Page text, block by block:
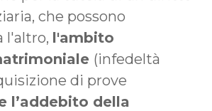
che possono
l'altro, l'ambito
(infedeltà
di prove
l’addebito della